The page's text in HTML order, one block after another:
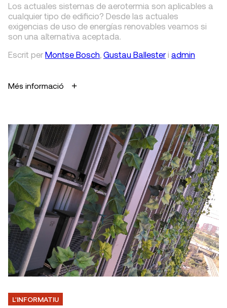
Los actuales sistemas de aerotermia son aplicables a
cualquier tipo de edificio? Desde las actuales
exigencias de uso de energías renovables veamos si
son una alternativa aceptada.
Escrit per Montse Bosch, Gustau Ballester i admin
Més informació
L'INFORMATIU